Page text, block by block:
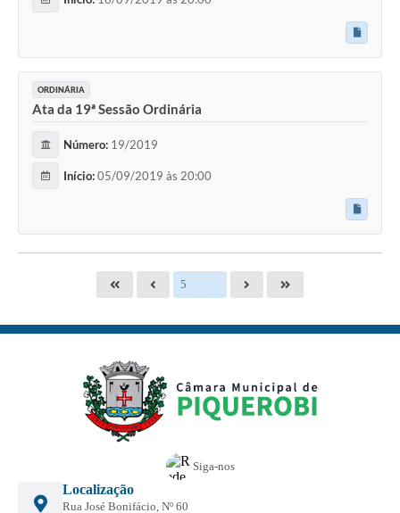
ORDINÁRIA
Ata da 19ª Sessão Ordinária
Número: 19/2019
Início:05/09/2019 às 20:00
Siga-nos
Localização
Rua José Bonifácio, Nº 60